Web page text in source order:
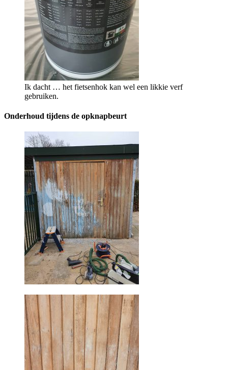
Ik dacht … het fietsenhok kan wel een likkie verf
gebruiken.
Onderhoud tijdens de opknapbeurt